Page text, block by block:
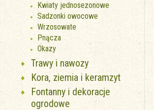
Kwiaty jednosezonowe
Sadzonki owocowe
Wrzosowate
Pnącza
Okazy
Trawy i nawozy
Kora, ziemia i keramzyt
Fontanny i dekoracje
ogrodowe